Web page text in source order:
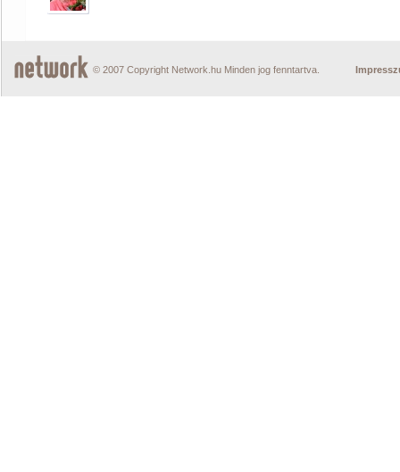
© 2007 Copyright Network.hu Minden jog fenntartva.